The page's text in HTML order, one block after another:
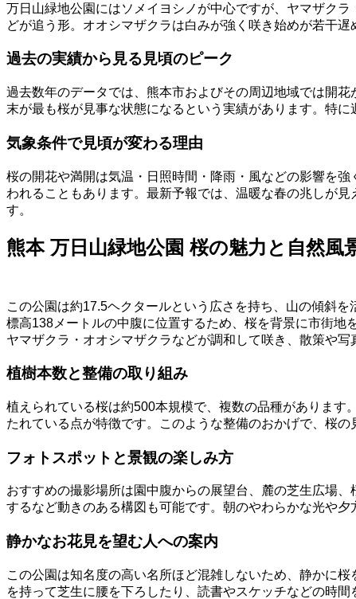
万日山緑地公園にはソメイヨシノが中心ですが、ヤマザク
どが追う形。オオシマザクラは白みが強く咲き始めが若干
過去の実績から見る見頃のピーク
過去数年のデータでは、熊本市およびその周辺地域では開
末が最も桜が見事な状態になるという実績があります。特
気象条件で見頃が変わる理由
桜の開花や満開は気温・日照時間・降雨・風などの影響を
われることもあります。最新予報では、温暖な春の兆しが
す。
熊本 万日山緑地公園 桜の魅力と自然風
この公園は約17.5ヘクタールという広さを持ち、山の傾斜
標高138メートルの中腹に位置するため、桜を背景に市街地
ヤマザクラ・オオシマザクラなどが調和して咲き、散策や
植樹本数と整備の取り組み
植えられている桜は約500本規模で、複数の品種がありま
たれている点が特徴です。このような整備のおかげで、桜
フォトスポットと景観の楽しみ方
おすすめの撮影場所は園中腹からの展望台、麓の芝生広場
するなど動きのある構図も可能です。朝のやわらかな光や
静かなお花見を望む人への案内
この公園は知名度の高い名所ほど混雑しないため、静かに
を持って芝生に腰を下ろしたり、読書やスケッチなどの時